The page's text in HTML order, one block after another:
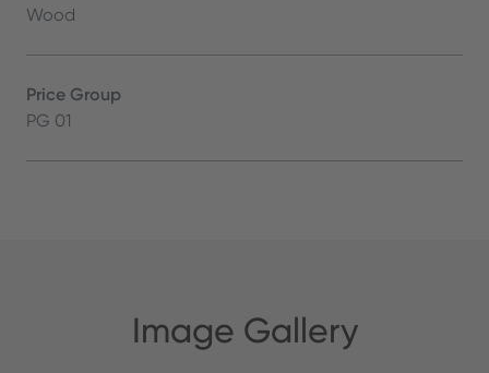
Wood
Price Group
PG 01
Image Gallery